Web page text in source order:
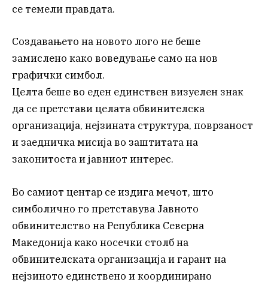
се темели правдата.
Создавањето на новото лого не беше
замислено како воведување само на нов
графички симбол.
Целта беше во еден единствен визуелен знак
да се претстави целата обвинителска
организација, нејзината структура, поврзаност
и заедничка мисија во заштитата на
законитоста и јавниот интерес.
Во самиот центар се издига мечот, што
симболично го претставува Јавното
обвинителство на Република Северна
Македонија како носечки столб на
обвинителската организација и гарант на
нејзиното единствено и координирано